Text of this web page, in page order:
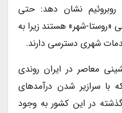
نشان دهد: حتی
«روستا-شهر» هستند زیرا به
شهری دسترسی دارند.
معاصر در ایران روندی
سرازیر شدن درآمدهای
در این کشور به وجود